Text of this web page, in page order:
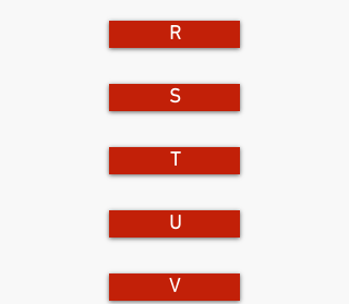
R
S
T
U
V